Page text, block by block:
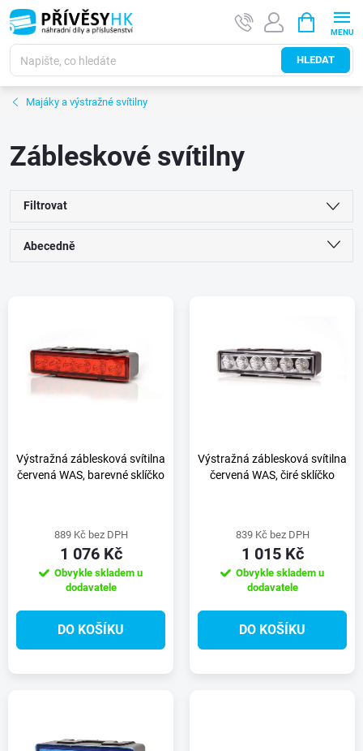
Přejít
na
obsah
HLEDAT
NÁKUPNÍ
KOŠÍK
Majáky a výstražné svítilny
Zábleskové svítilny
Filtrovat
Ř
í
p
d
u
Abecedně
Nejprodávanější
s
u
Výstražná záblesková svítilna
červená WAS, barevné sklíčko
889 Kč bez DPH
1 076 Kč
Obvykle skladem u
dodavatele
DO KOŠÍKU
Výstražná záblesková svítilna
červená WAS, čiré sklíčko
839 Kč bez DPH
1 015 Kč
Obvykle skladem u
dodavatele
DO KOŠÍKU